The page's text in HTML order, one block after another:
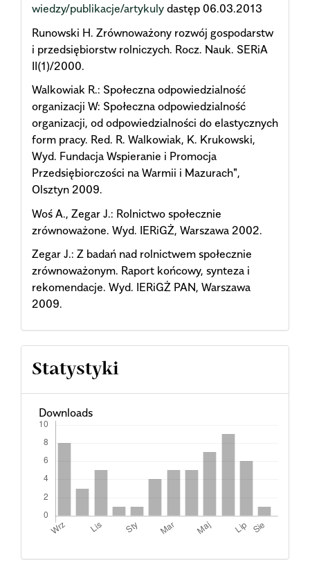
wiedzy/publikacje/artykuly dastęp 06.03.2013
Runowski H. Zrównoważony rozwój gospodarstw
i przedsiębiorstw rolniczych. Rocz. Nauk. SERiA
II(1)/2000.
Walkowiak R.: Społeczna odpowiedzialność
organizacji W: Społeczna odpowiedzialność
organizacji, od odpowiedzialności do elastycznych
form pracy. Red. R. Walkowiak, K. Krukowski,
Wyd. Fundacja Wspieranie i Promocja
Przedsiębiorczości na Warmii i Mazurach",
Olsztyn 2009.
Woś A., Zegar J.: Rolnictwo społecznie
zrównoważone. Wyd. IERiGŻ, Warszawa 2002.
Zegar J.: Z badań nad rolnictwem społecznie
zrównoważonym. Raport końcowy, synteza i
rekomendacje. Wyd. IERiGŻ PAN, Warszawa
2009.
Statystyki
Downloads